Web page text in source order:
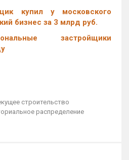
купил у московского
бизнес за 3 млрд руб.
застройщики
строительство
распределение